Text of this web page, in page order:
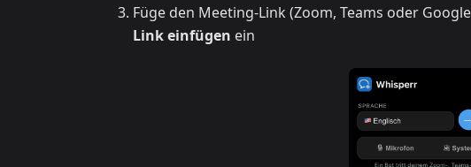
Füge den Meeting-Link (Zoom, Teams oder
Link einfügen ein